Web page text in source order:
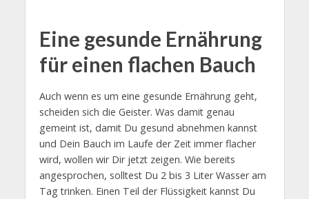
Eine gesunde Ernährung
für einen flachen Bauch
Auch wenn es um eine gesunde Ernährung geht,
scheiden sich die Geister. Was damit genau
gemeint ist, damit Du gesund abnehmen kannst
und Dein Bauch im Laufe der Zeit immer flacher
wird, wollen wir Dir jetzt zeigen. Wie bereits
angesprochen, solltest Du 2 bis 3 Liter Wasser am
Tag trinken. Einen Teil der Flüssigkeit kannst Du